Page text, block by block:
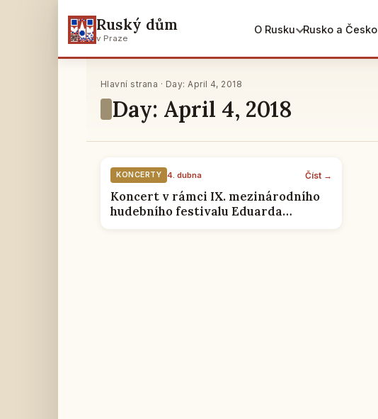
Ruský dům
v Praze
O Rusku Rusko a Česko
Hlavní strana · Day: April 4, 2018
Day: April 4, 2018
KONCERTY 4. dubna Číst →
Koncert v rámci IX. mezinárodního
hudebního festivalu Eduarda